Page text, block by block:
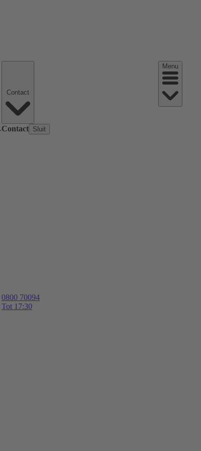
.Contact Sluit
0800 70094
Tot 17:30
Menu